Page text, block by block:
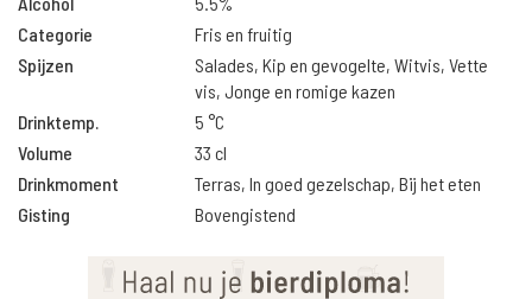
Categorie
Fris en fruitig
Spijzen
Salades, Kip en gevogelte, Witvis, Vette
vis, Jonge en romige kazen
Drinktemp.
5 °C
Volume
33 cl
Drinkmoment
Terras, In goed gezelschap, Bij het eten
Gisting
Bovengistend